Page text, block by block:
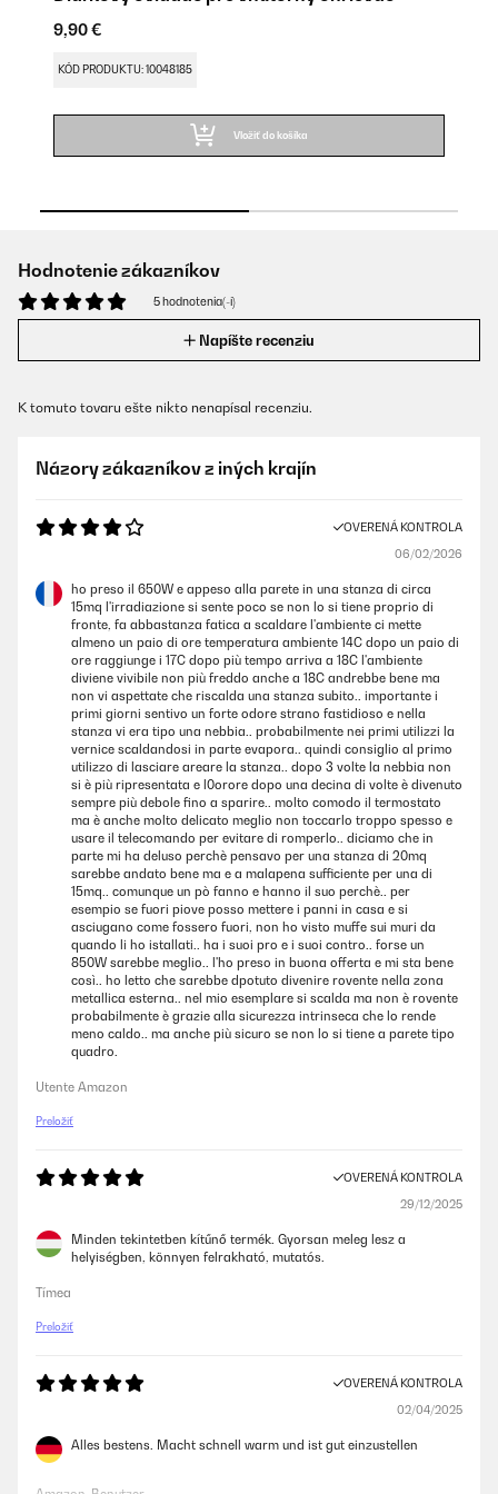
9,90 €
KÓD PRODUKTU: 10048185
Vložiť do košíka
Hodnotenie zákazníkov
5 hodnotenia(-í)
Napíšte recenziu
K tomuto tovaru ešte nikto nenapísal recenziu.
Názory zákazníkov z iných krajín
OVERENÁ KONTROLA
06/02/2026
ho preso il 650W e appeso alla parete in una stanza di circa
15mq l'irradiazione si sente poco se non lo si tiene proprio di
fronte, fa abbastanza fatica a scaldare l'ambiente ci mette
almeno un paio di ore temperatura ambiente 14C dopo un paio di
ore raggiunge i 17C dopo più tempo arriva a 18C l'ambiente
diviene vivibile non più freddo anche a 18C andrebbe bene ma
non vi aspettate che riscalda una stanza subito.. importante i
primi giorni sentivo un forte odore strano fastidioso e nella
stanza vi era tipo una nebbia.. probabilmente nei primi utilizzi la
vernice scaldandosi in parte evapora.. quindi consiglio al primo
utilizzo di lasciare areare la stanza.. dopo 3 volte la nebbia non
si è più ripresentata e l0orore dopo una decina di volte è divenuto
sempre più debole fino a sparire.. molto comodo il termostato
ma è anche molto delicato meglio non toccarlo troppo spesso e
usare il telecomando per evitare di romperlo.. diciamo che in
parte mi ha deluso perchè pensavo per una stanza di 20mq
sarebbe andato bene ma e a malapena sufficiente per una di
15mq.. comunque un pò fanno e hanno il suo perchè.. per
esempio se fuori piove posso mettere i panni in casa e si
asciugano come fossero fuori, non ho visto muffe sui muri da
quando li ho istallati.. ha i suoi pro e i suoi contro.. forse un
850W sarebbe meglio.. l'ho preso in buona offerta e mi sta bene
così.. ho letto che sarebbe dpotuto divenire rovente nella zona
metallica esterna.. nel mio esemplare si scalda ma non è rovente
probabilmente è grazie alla sicurezza intrinseca che lo rende
meno caldo.. ma anche più sicuro se non lo si tiene a parete tipo
quadro.
Utente Amazon
Preložiť
OVERENÁ KONTROLA
29/12/2025
Minden tekintetben kítűnő termék. Gyorsan meleg lesz a
helyiségben, könnyen felrakható, mutatós.
Tímea
Preložiť
OVERENÁ KONTROLA
02/04/2025
Alles bestens. Macht schnell warm und ist gut einzustellen